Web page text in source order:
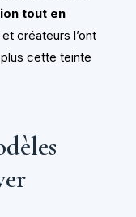
tout en
créateurs l’ont
cette teinte